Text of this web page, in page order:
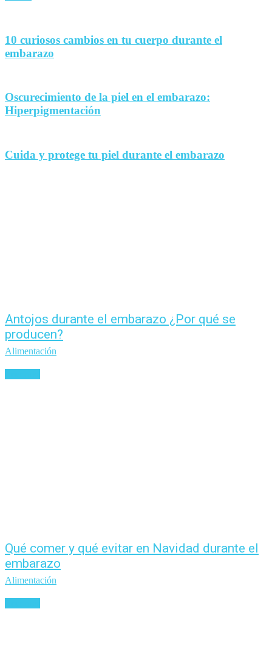
10 curiosos cambios en tu cuerpo durante el
embarazo
Oscurecimiento de la piel en el embarazo:
Hiperpigmentación
Cuida y protege tu piel durante el embarazo
Antojos durante el embarazo ¿Por qué se
producen?
Alimentación
Qué comer y qué evitar en Navidad durante el
embarazo
Alimentación